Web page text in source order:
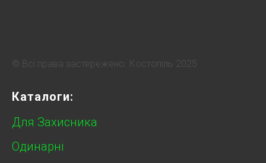
© Всі права застережено. Костопіль 2025
Каталоги:
Для Захисника
Одинарні